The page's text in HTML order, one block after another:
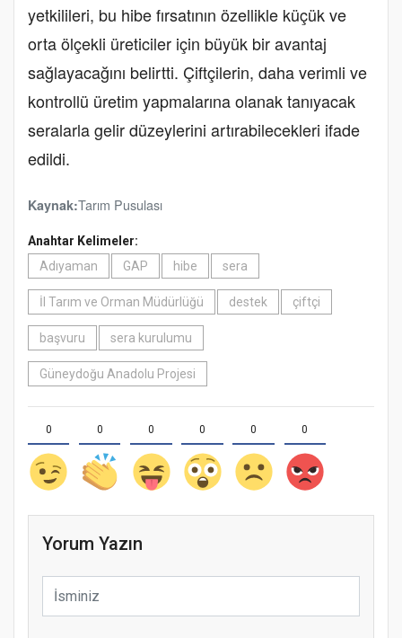
yetkilileri, bu hibe fırsatının özellikle küçük ve
orta ölçekli üreticiler için büyük bir avantaj
sağlayacağını belirtti. Çiftçilerin, daha verimli ve
kontrollü üretim yapmalarına olanak tanıyacak
seralarla gelir düzeylerini artırabilecekleri ifade
edildi.
Kaynak:Tarım Pusulası
Anahtar Kelimeler:
Adıyaman
GAP hibe sera
İl Tarım ve Orman Müdürlüğü destek çiftçi
başvuru sera kurulumu
Güneydoğu Anadolu Projesi
0 0 0 0 0 0
Yorum Yazın